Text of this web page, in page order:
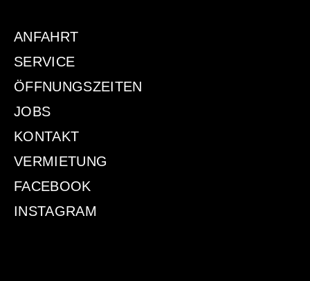
ANFAHRT
SERVICE
ÖFFNUNGSZEITEN
JOBS
KONTAKT
VERMIETUNG
FACEBOOK
INSTAGRAM